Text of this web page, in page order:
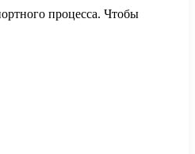
процесса. Чтобы